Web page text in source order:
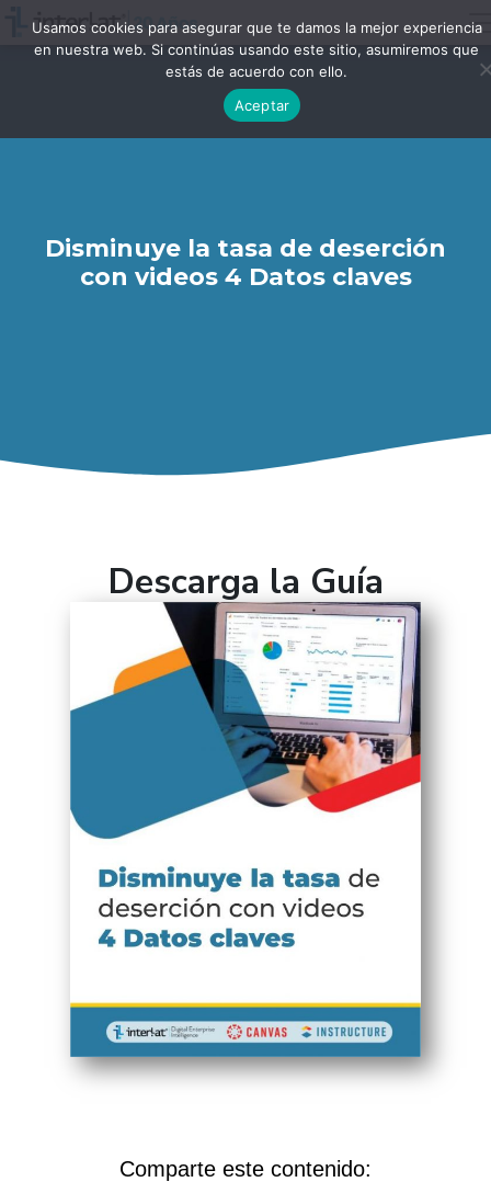
Disminuye la tasa de deserción
con videos 4 Datos claves
Descarga la Guía
Comparte este contenido:
Usamos cookies para asegurar que te damos la mejor experiencia
en nuestra web. Si continúas usando este sitio, asumiremos que
estás de acuerdo con ello.
Aceptar